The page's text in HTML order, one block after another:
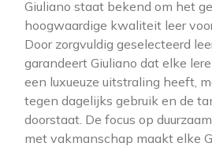
Giuliano staat bekend om het
hoogwaardige kwaliteit leer
Door zorgvuldig geselecteerd
garandeert Giuliano dat elke
een luxueuze uitstraling heeft,
tegen dagelijks gebruik en de
doorstaat. De focus op
met vakmanschap maakt elke